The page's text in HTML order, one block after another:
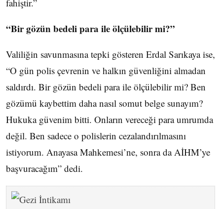
fahiştir.”
“Bir gözün bedeli para ile ölçülebilir mi?”
Valiliğin savunmasına tepki gösteren Erdal Sarıkaya ise,
“O gün polis çevrenin ve halkın güvenliğini almadan
saldırdı. Bir gözün bedeli para ile ölçülebilir mi? Ben
gözümü kaybettim daha nasıl somut belge sunayım?
Hukuka güvenim bitti. Onların vereceği para umrumda
değil. Ben sadece o polislerin cezalandırılmasını
istiyorum. Anayasa Mahkemesi’ne, sonra da AİHM’ye
başvuracağım” dedi.